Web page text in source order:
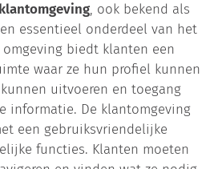
klantomgeving, ook bekend als
essentieel onderdeel van het
biedt klanten een
waar ze hun profiel kunnen
uitvoeren en toegang
informatie. De klantomgeving
een gebruiksvriendelijke
functies. Klanten moeten